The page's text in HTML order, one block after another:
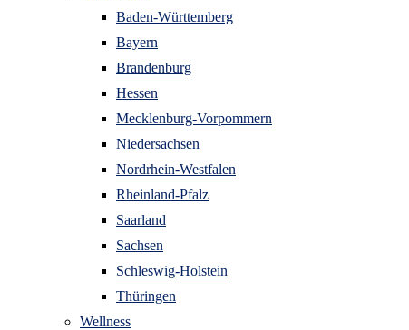
Baden-Württemberg
Bayern
Brandenburg
Hessen
Mecklenburg-Vorpommern
Niedersachsen
Nordrhein-Westfalen
Rheinland-Pfalz
Saarland
Sachsen
Schleswig-Holstein
Thüringen
Wellness